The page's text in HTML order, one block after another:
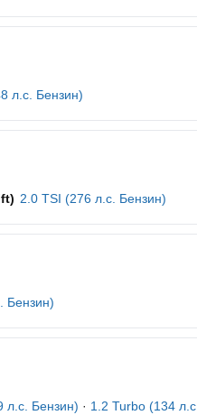
л.с. Бензин)
2.0 TSI (276 л.с. Бензин)
Бензин)
л.с. Бензин) · 1.2 Turbo (134